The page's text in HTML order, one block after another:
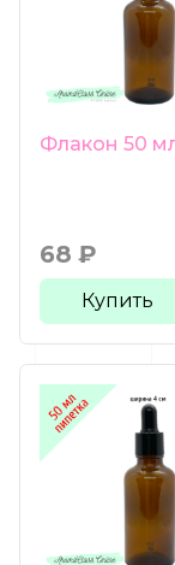
68 ₽
Купить